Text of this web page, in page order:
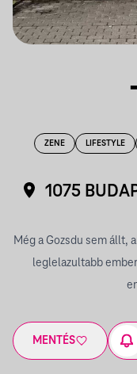
ZENE LIFESTYLE
1075
Még a Gozsdu sem állt,
leglelazultabb
MENTÉS